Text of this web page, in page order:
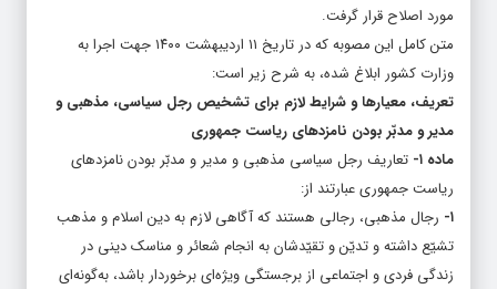
مورد اصلاح قرار گرفت.
متن کامل این مصوبه که در تاریخ ۱۱ اردیبهشت ۱۴۰۰ جهت اجرا به
وزارت کشور ابلاغ شده، به شرح زیر است:
تعریف، معیار‌ها و شرایط لازم برای تشخیص رجل سیاسی، مذهبی و
مدیر و مدبّر بودن نامزد‌های ریاست جمهوری
ماده ۱-
تعاریف رجل سیاسی مذهبی و مدیر و مدبّر بودن نامزد‌های
ریاست جمهوری عبارتند از:
۱- رجال مذهبی، رجالی هستند که آگاهی لازم به دین اسلام و مذهب
تشیّع داشته و تدیّن و تقیّدشان به انجام شعائر و مناسک دینی در
زندگی فردی و اجتماعی از برجستگی ویژه‌ای برخوردار باشد، به‌گونه‌ای